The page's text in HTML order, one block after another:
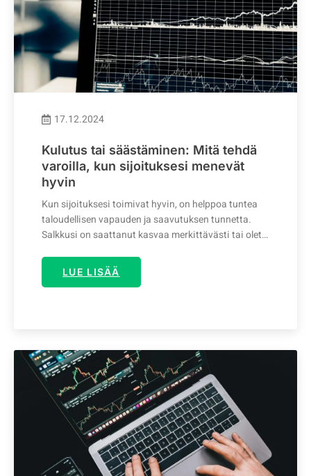
17.12.2024
Kulutus tai säästäminen: Mitä tehdä
varoilla, kun sijoituksesi menevät
hyvin
Kun sijoituksesi toimivat hyvin, on helppoa tuntea
taloudellisen vapauden ja saavutuksen tunnetta.
Salkkusi on saattanut kasvaa merkittävästi tai olet…
LUE LISÄÄ